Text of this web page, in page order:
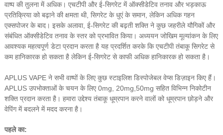
वाष्प की तुलना में अधिक। एचटीपी और ई-सिगरेट में ऑक्सीडेटिव तनाव और भड़काऊ
प्रतिक्रिया को बढ़ाने की क्षमता थी, सिगरेट के धुएं के समान, लेकिन अधिक गहन
एक्सपोजर के बाद। इसके अलावा, ई-सिगरेट की बढ़ती शक्ति ने कुछ जहरीले यौगिकों और
संबंधित ऑक्सीडेटिव तनाव के स्तर को प्रभावित किया। अध्ययन जोखिम मूल्यांकन के लिए
आवश्यक महत्वपूर्ण डेटा प्रदान करता है यह प्रदर्शित करके कि एचटीपी तंबाकू सिगरेट से
कम हानिकारक हो सकता है लेकिन ई-सिगरेट से काफी अधिक हानिकारक हो सकता है।
APLUS VAPE ने सभी वाष्पों के लिए कुछ स्टाइलिश डिस्पोजेबल वेप्स डिज़ाइन किए हैं।
APLUS उपभोक्ताओं के चयन के लिए 0mg, 20mg,50mg सहित विभिन्न निकोटीन
शक्ति प्रदान करता है। हमारा उद्देश्य तंबाकू धूम्रपान करने वालों को धूम्रपान छोड़ने और
वेपिंग में बदलने में मदद करना है।
पहले का: